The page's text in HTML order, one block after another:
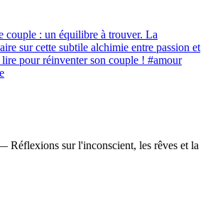
couple : un équilibre à trouver. La
sur cette subtile alchimie entre passion et
pour réinventer son couple ! #amour
Réflexions sur l'inconscient, les rêves et la